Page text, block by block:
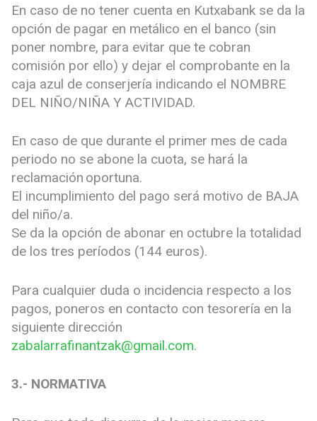
En caso de no tener cuenta en Kutxabank se da la
opción de pagar en metálico en el banco (sin
poner nombre, para evitar que te cobran
comisión por ello) y dejar el comprobante en la
caja azul de conserjería indicando el NOMBRE
DEL NIÑO/NIÑA Y ACTIVIDAD.
En caso de que durante el primer mes de cada
periodo no se abone la cuota, se hará la
reclamación oportuna.
El incumplimiento del pago será motivo de BAJA
del niño/a.
Se da la opción de abonar en octubre la totalidad
de los tres períodos (144 euros).
Para cualquier duda o incidencia respecto a los
pagos, poneros en contacto con tesorería en la
siguiente dirección
zabalarrafinantzak@gmail.com.
3.- NORMATIVA